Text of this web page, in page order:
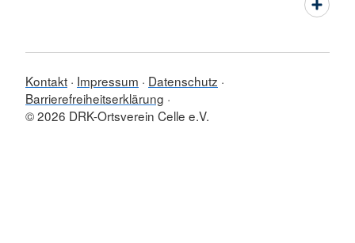
Kontakt Impressum
Datenschutz
Barrierefreiheitserklärung
© 2026 DRK-Ortsverein Celle e.V.